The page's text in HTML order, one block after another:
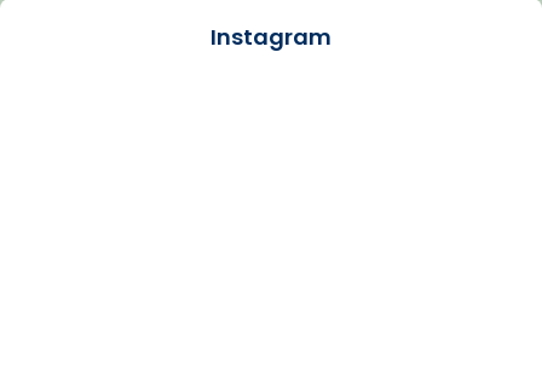
Arquebisbat de Barcelona
Instagram